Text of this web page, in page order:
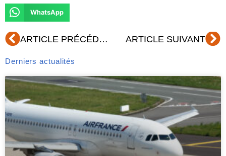
WhatsApp
Précédent ARTICLE PRÉCÉDENT ARTICLE SUIVANT
Derniers actualités